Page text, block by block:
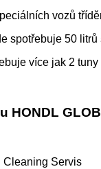
vozů
spotřebuje 50 litrů
více jak 2
HONDL
Cleaning Servis